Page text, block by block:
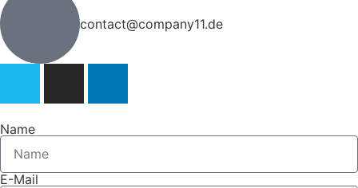
contact@company11.de
Name
E-Mail